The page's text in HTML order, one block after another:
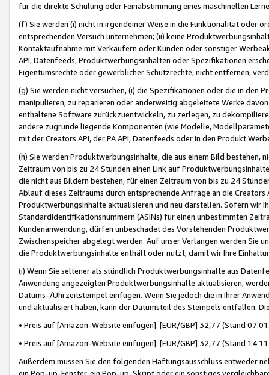
für die direkte Schulung oder Feinabstimmung eines maschinellen
(f) Sie werden (i) nicht in irgendeiner Weise in die Funktionalität oder
entsprechenden Versuch unternehmen; (ii) keine
Kontaktaufnahme mit Verkäufern oder Kunden oder sonstiger
API, Datenfeeds, Produktwerbungsinhalten oder Spezifikationen
Eigentumsrechte oder gewerblicher Schutzrechte, nicht entfernen,
(g) Sie werden nicht versuchen, (i) die Spezifikationen oder die in
manipulieren, zu reparieren oder anderweitig abgeleitete Werke
enthaltene Software zurückzuentwickeln, zu zerlegen, zu
andere zugrunde liegende Komponenten (wie Modelle,
mit der Creators API, der PA API, Datenfeeds oder in den Produkt
(h) Sie werden Produktwerbungsinhalte, die aus einem Bild bestehen,
Zeitraum von bis zu 24 Stunden einen Link auf
die nicht aus Bildern bestehen, für einen Zeitraum von bis zu 24
Ablauf dieses Zeitraums durch entsprechende Anfrage an die
Produktwerbungsinhalte aktualisieren und neu darstellen. Sofern wir
Standardidentifikationsnummern (ASINs) für einen unbestimmten
Kundenanwendung, dürfen unbeschadet des Vorstehenden
Zwischenspeicher abgelegt werden. Auf unser Verlangen werden Sie
die Produktwerbungsinhalte enthält oder nutzt, damit wir Ihre
(i) Wenn Sie seltener als stündlich Produktwerbungsinhalte aus
Anwendung angezeigten Produktwerbungsinhalte aktualisieren,
Datums-/Uhrzeitstempel einfügen. Wenn Sie jedoch die in Ihrer
und aktualisiert haben, kann der Datumsteil des Stempels entfallen.
• Preis auf [Amazon-Website einfügen]: [EUR/GBP] 32,77 (Stand
• Preis auf [Amazon-Website einfügen]: [EUR/GBP] 32,77 (Stand
Außerdem müssen Sie den folgenden Haftungsausschluss entweder
ein Pop-up-Fenster, ein Pop-up-Skript oder ein sonstiges